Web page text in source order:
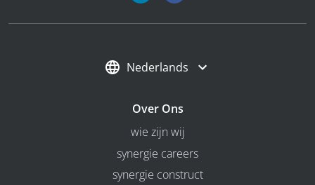
Nederlands
Over Ons
wie zijn wij
synergie careers
synergie construct